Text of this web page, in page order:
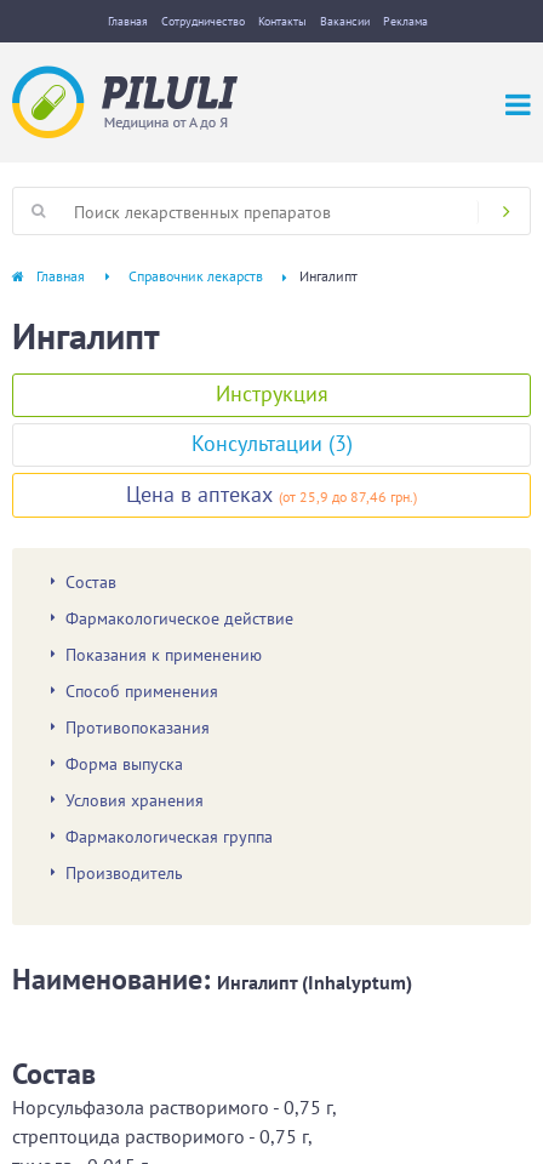
Главная Сотрудничество Контакты Вакансии Реклама
Главная Справочник лекарств Ингалипт
Ингалипт
Инструкция
Консультации (3)
Цена в аптеках (от 25,9 до 87,46 грн.)
Состав
Фармакологическое действие
Показания к применению
Способ применения
Противопоказания
Форма выпуска
Условия хранения
Фармакологическая группа
Производитель
Наименование: Ингалипт (Inhalyptum)
Состав
Норсульфазола растворимого - 0,75 г,
стрептоцида растворимого - 0,75 г,